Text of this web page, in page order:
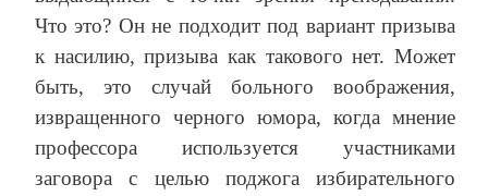
Что это? Он не подходит под вариант призыва
к насилию, призыва как такового нет. Может
быть, это случай больного воображения,
извращенного черного юмора, когда мнение
профессора используется участниками
заговора с целью поджога избирательного